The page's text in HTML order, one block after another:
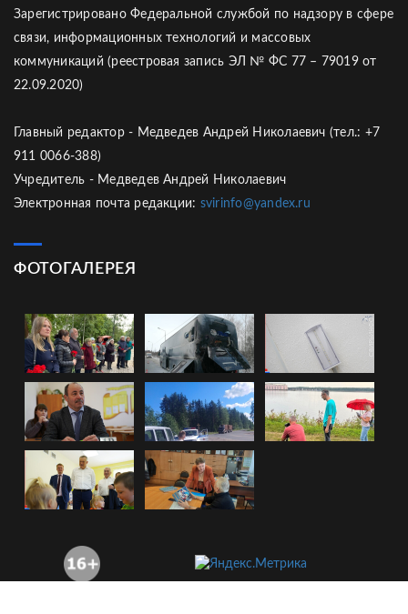
Зарегистрировано Федеральной службой по надзору в сфере
связи, информационных технологий и массовых
коммуникаций (реестровая запись ЭЛ № ФС 77 – 79019 от
22.09.2020)
Главный редактор - Медведев Андрей Николаевич (тел.: +7
911 0066-388)
Учредитель - Медведев Андрей Николаевич
Электронная почта редакции: svirinfo@yandex.ru
ФОТОГАЛЕРЕЯ